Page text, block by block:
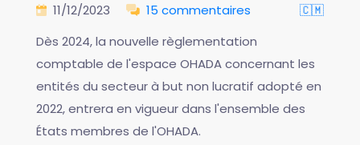
11/12/2023 15 commentaires
🇨🇲
Dès 2024, la nouvelle règlementation
comptable de l'espace OHADA concernant les
entités du secteur à but non lucratif adopté en
2022, entrera en vigueur dans l'ensemble des
États membres de l'OHADA.